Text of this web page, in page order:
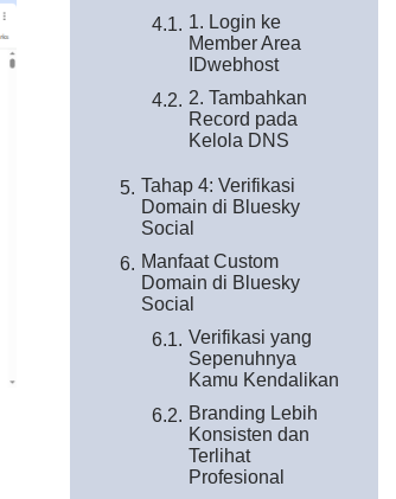
1. Login ke
Member Area
IDwebhost
2. Tambahkan
Record pada
Kelola DNS
Tahap 4: Verifikasi
Domain di Bluesky
Social
Manfaat Custom
Domain di Bluesky
Social
Verifikasi yang
Sepenuhnya
Kamu Kendalikan
Branding Lebih
Konsisten dan
Terlihat
Profesional